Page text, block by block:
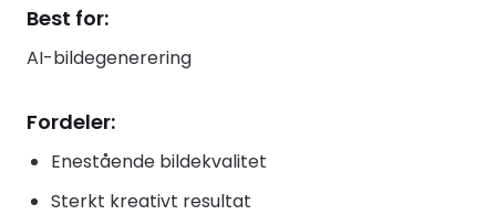
Best for:
AI-bildegenerering
Fordeler:
Enestående bildekvalitet
Sterkt kreativt resultat